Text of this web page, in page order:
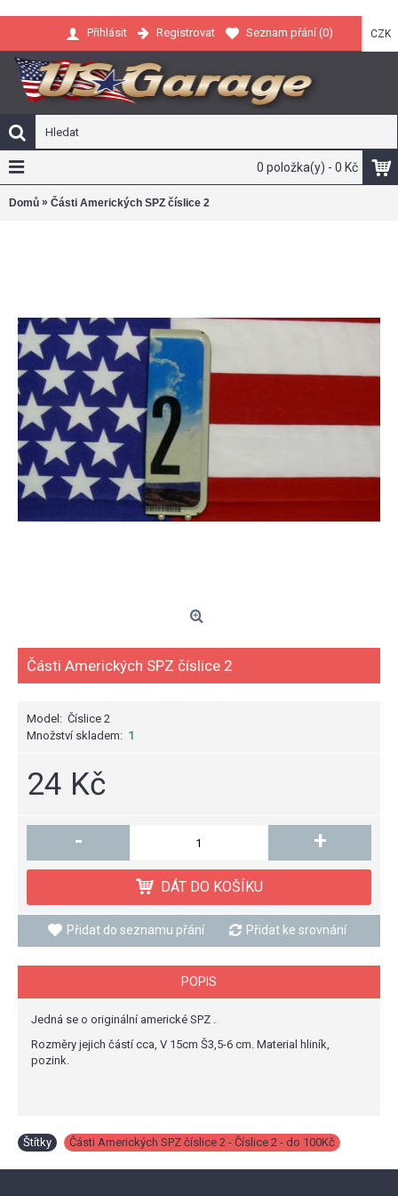
CZK
Přihlásit Registrovat Seznam přání (0)
0 položka(y) - 0 Kč
Domů » Části Amerických SPZ číslice 2
Části Amerických SPZ číslice 2
Model: Číslice 2
Množství skladem: 1
24 Kč
- +
DÁT DO KOŠÍKU
Přidat do seznamu přání Přidat ke srovnání
POPIS
Jedná se o originální americké SPZ .
Rozměry jejich částí cca, V 15cm Š3,5-6 cm. Material hliník,
pozink.
Štítky Části Amerických SPZ číslice 2 - Číslice 2 - do 100Kč